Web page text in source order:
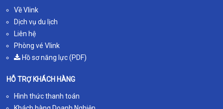
Về Vlink
Dịch vụ du lịch
Liên hệ
Phòng vé Vlink
Hồ sơ năng lực (PDF)
HỖ TRỢ KHÁCH HÀNG
Hình thức thanh toán